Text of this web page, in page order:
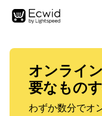
オンライ
要なもの
わずか数分でオ